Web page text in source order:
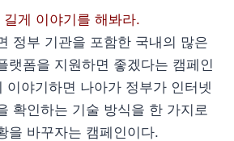
게 이야기를 해봐라.
정부 기관을 포함한 국내의 많은
랫폼을 지원하면 좋겠다는 캠페인
이야기하면 나아가 정부가 인터넷
확인하는 기술 방식을 한 가지로
을 바꾸자는 캠페인이다.